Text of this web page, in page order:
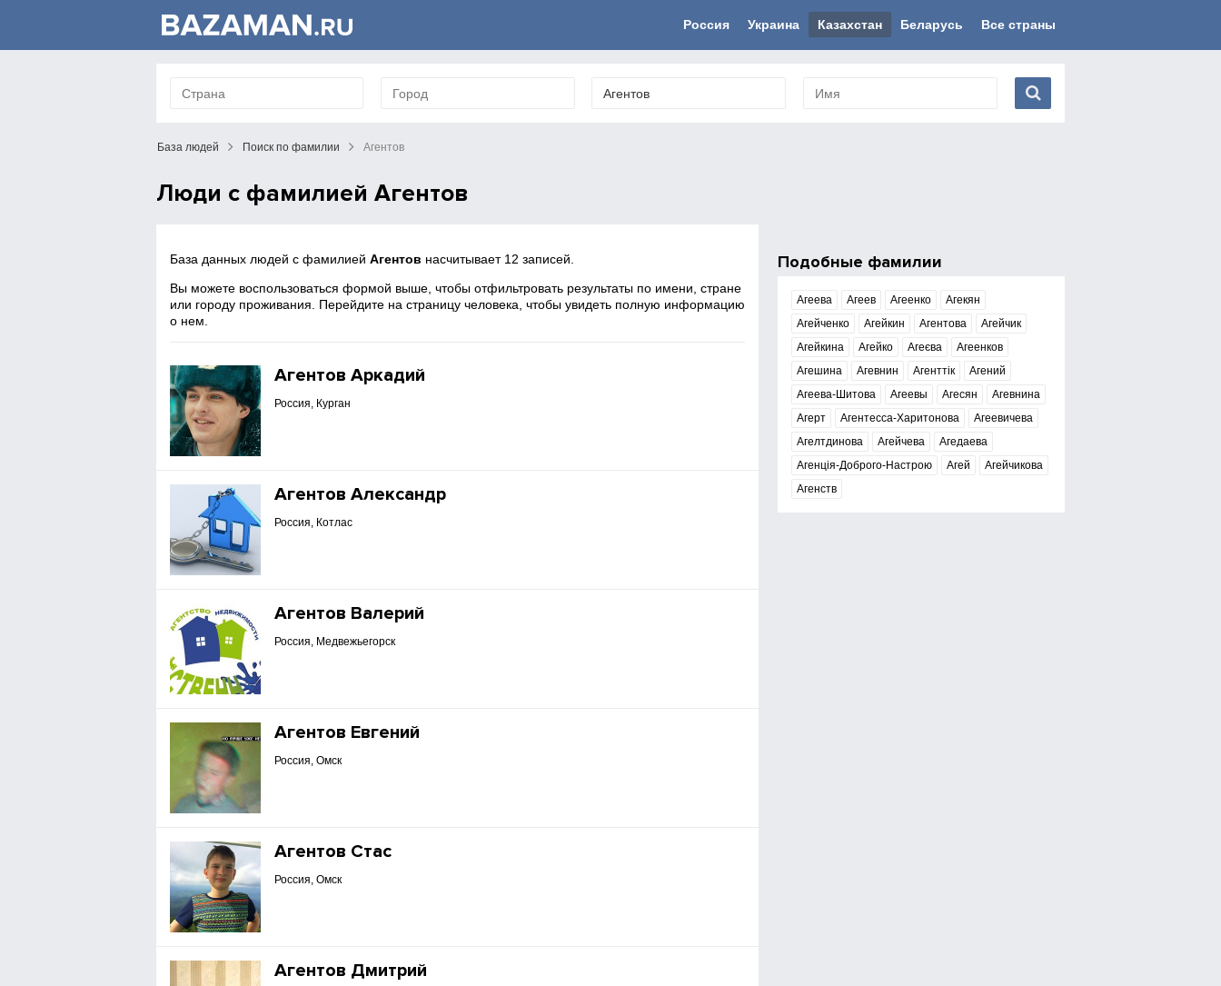
Россия Украина Казахстан Беларусь Все страны
База людей Поиск по фамилии Агентов
Люди с фамилией Агентов
База данных людей с фамилиейАгентов насчитывает 12 записей.
Вы можете воспользоваться формой выше, чтобы отфильтровать результаты по имени, стране
или городу проживания. Перейдите на страницу человека, чтобы увидеть полную информацию
о нем.
Агентов Аркадий
Россия, Курган
Агентов Александр
Россия, Котлас
Агентов Валерий
Россия, Медвежьегорск
Агентов Евгений
Россия, Омск
Агентов Стас
Россия, Омск
Агентов Дмитрий
Подобные фамилии
Агеева Агеев Агеенко
Агекян
Агейченко
Агейкин Агентова
Агейчик
Агейкина
Агейко Агеєва
Агеенков
Агешина
Агевнин Агенттік
Агений
Агеева-Шитова
Агеевы Агесян
Агевнина
Агерт
Агентесса-Харитонова
Агеевичева
Агелтдинова
Агейчева
Агедаева
Агенція-Доброго-Настрою
Агей
Агейчикова
Агенств